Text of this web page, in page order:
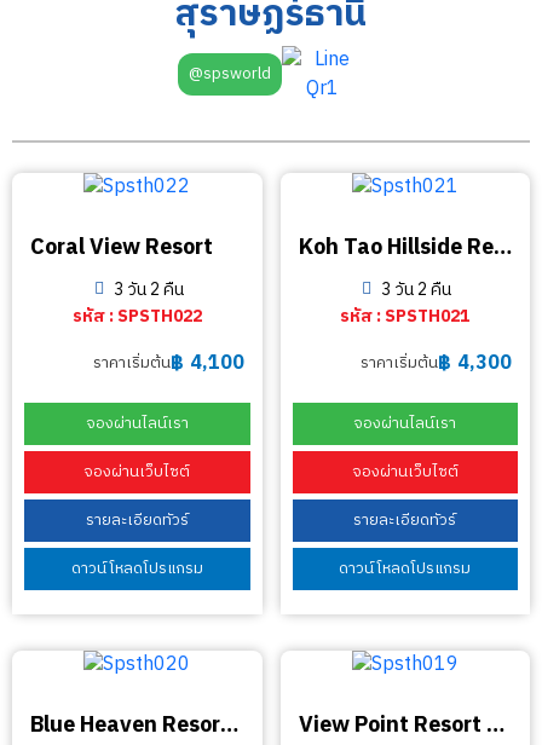
สุราษฏร์ธานี
@spsworld
Coral View Resort
3 วัน 2 คืน
รหัส : SPSTH022
ราคาเริ่มต้น฿ 4,100
จองผ่านไลน์เรา
จองผ่านเว็บไซต์
รายละเอียดทัวร์
ดาวน์โหลดโปรแกรม
Koh Tao Hillside Resort
3 วัน 2 คืน
รหัส : SPSTH021
ราคาเริ่มต้น฿ 4,300
จองผ่านไลน์เรา
จองผ่านเว็บไซต์
รายละเอียดทัวร์
ดาวน์โหลดโปรแกรม
Blue Heaven Resort Koh Tao View Point Resort Koh Tao